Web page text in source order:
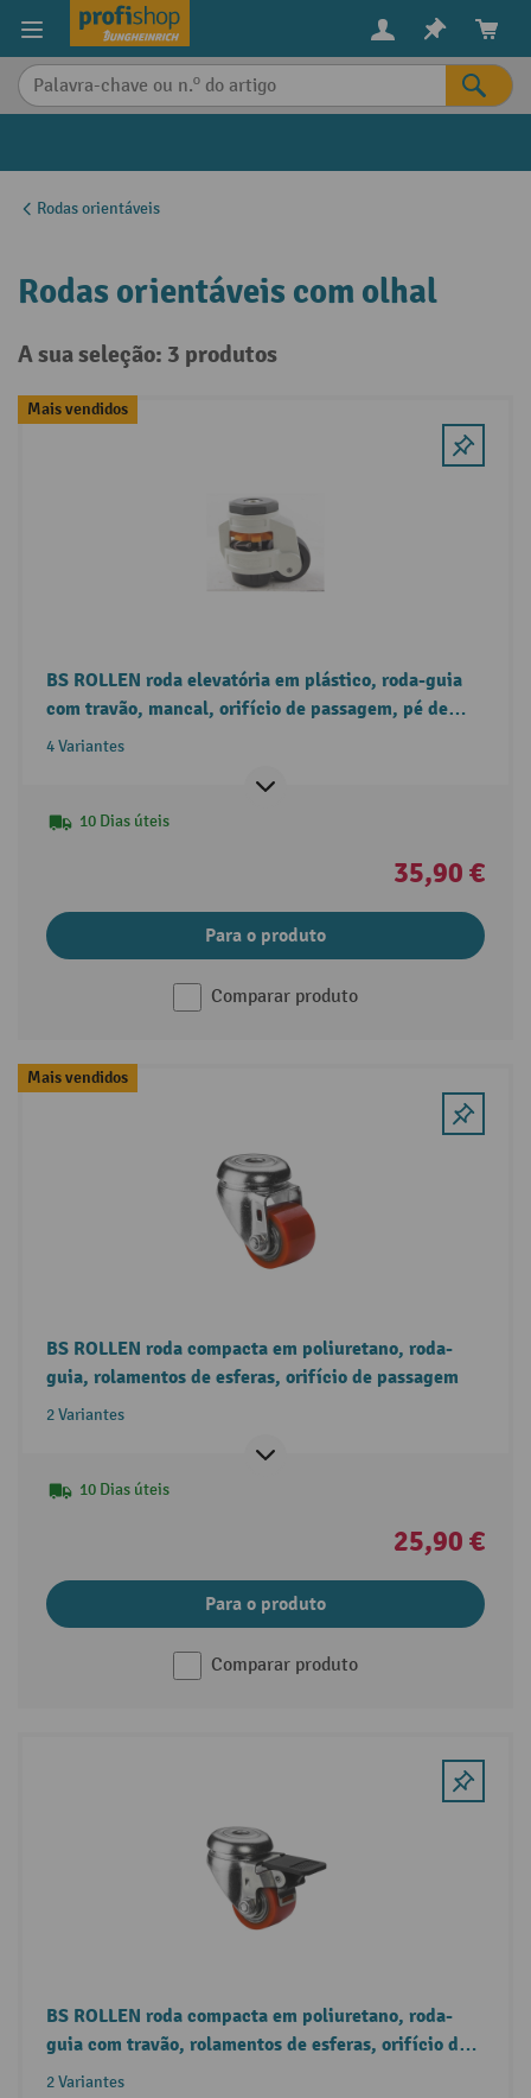
principal
Rodas orientáveis
Rodas orientáveis com olhal
A sua seleção: 3 produtos
Mais vendidos
BS ROLLEN roda elevatória em plástico, roda-guia
com travão, mancal, orifício de passagem, pé de
nivelamento
4 Variantes
10 Dias úteis
35,90 €
Para o produto
Comparar produto
Mais vendidos
BS ROLLEN roda compacta em poliuretano, roda-
guia, rolamentos de esferas, orifício de passagem
2 Variantes
10 Dias úteis
25,90 €
Para o produto
Comparar produto
BS ROLLEN roda compacta em poliuretano, roda-
guia com travão, rolamentos de esferas, orifício de
passagem
2 Variantes